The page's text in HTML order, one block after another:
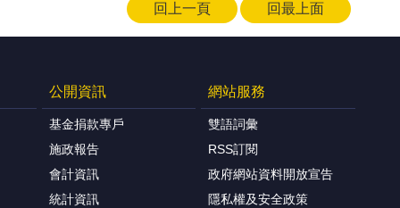
回上一頁 回最上面
公開資訊
基金捐款專戶
施政報告
會計資訊
統計資訊
網站服務
雙語詞彙
RSS訂閱
政府網站資料開放宣告
隱私權及安全政策